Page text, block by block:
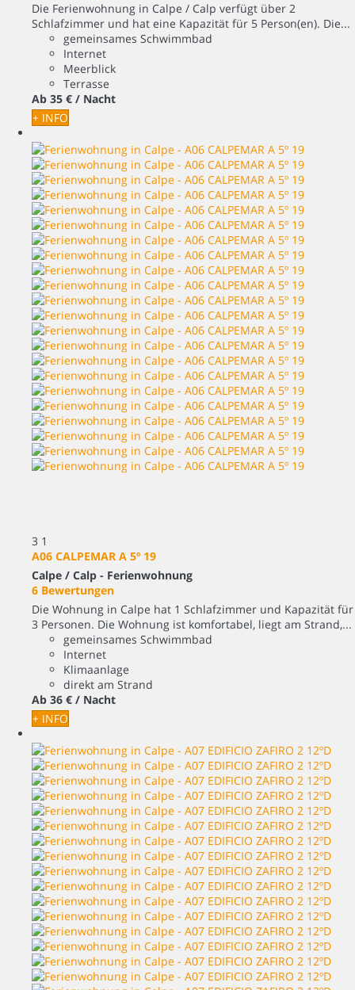
Die Ferienwohnung in Calpe / Calp verfügt über 2
Schlafzimmer und hat eine Kapazität für 5 Person(en). Die...
gemeinsames Schwimmbad
Internet
Meerblick
Terrasse
Ab 35 € / Nacht
+ INFO
3 1
A06 CALPEMAR A 5º 19
Calpe / Calp - Ferienwohnung
6 Bewertungen
Die Wohnung in Calpe hat 1 Schlafzimmer und Kapazität für
3 Personen. Die Wohnung ist komfortabel, liegt am Strand,...
gemeinsames Schwimmbad
Internet
Klimaanlage
direkt am Strand
Ab 36 € / Nacht
+ INFO